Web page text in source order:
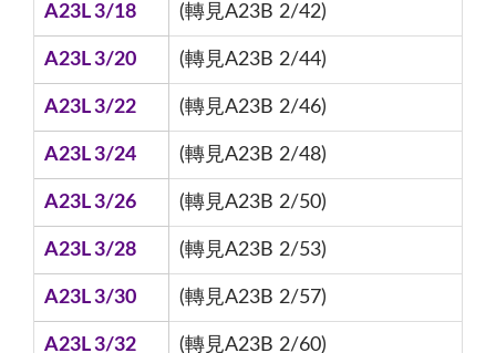
A23L 3/18 (轉見A23B 2/42)
A23L 3/20 (轉見A23B 2/44)
A23L 3/22 (轉見A23B 2/46)
A23L 3/24 (轉見A23B 2/48)
A23L 3/26 (轉見A23B 2/50)
A23L 3/28 (轉見A23B 2/53)
A23L 3/30 (轉見A23B 2/57)
A23L 3/32 (轉見A23B 2/60)